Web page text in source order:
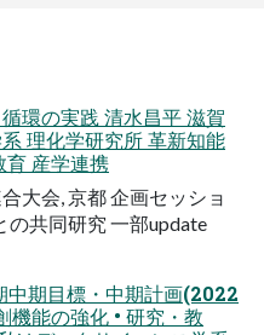
環の実践 清水昌平 滋賀
理化学研究所 革新知能
育 産学連携
⼤会, 京都 企画セッショ
の共同研究 ⼀部update
期目標・中期計画(2022
能の強化 • 研究・教